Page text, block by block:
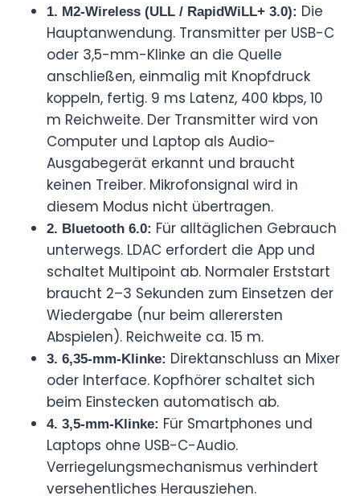
1. M2-Wireless (ULL / RapidWiLL+ 3.0): Die
Hauptanwendung. Transmitter per USB-C
oder 3,5-mm-Klinke an die Quelle
anschließen, einmalig mit Knopfdruck
koppeln, fertig. 9 ms Latenz, 400 kbps, 10
m Reichweite. Der Transmitter wird von
Computer und Laptop als Audio-
Ausgabegerät erkannt und braucht
keinen Treiber. Mikrofonsignal wird in
diesem Modus nicht übertragen.
2. Bluetooth 6.0: Für alltäglichen Gebrauch
unterwegs. LDAC erfordert die App und
schaltet Multipoint ab. Normaler Erststart
braucht 2–3 Sekunden zum Einsetzen der
Wiedergabe (nur beim allerersten
Abspielen). Reichweite ca. 15 m.
3. 6,35-mm-Klinke: Direktanschluss an Mixer
oder Interface. Kopfhörer schaltet sich
beim Einstecken automatisch ab.
4. 3,5-mm-Klinke: Für Smartphones und
Laptops ohne USB-C-Audio.
Verriegelungsmechanismus verhindert
versehentliches Herausziehen.